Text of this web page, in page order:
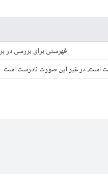
فهرستی برای بررسی در
است، در غیر این صورت نادرست است